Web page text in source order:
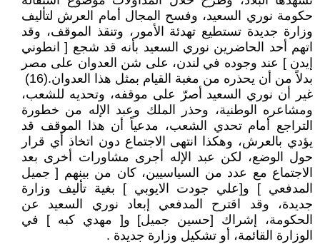
حكومة نوري السعيد، وفسح المجال أمام العرش لتأليف
وزارة جديدة تستطيع تهدئة الأمور، وتنقذ الموقف، وقد
اتهم أحد الحاضرين نوري السعيد بأنه قد شجع [ انطوني
إيدن ] عند وجوده في لندن، على شن العدوان على مصر
بدلاً من أن يحذره من مغبة القيام بمثل هذا العدوان.(16)
غير أن نوري السعيد أصرّ على موقفه، وتحديه للشعب،
ومشاعره الوطنية، وحذر الملك وعبد الإله من خطورة
التراجع أمام تحدي الشعب، مدعياً أن هذا الموقف قد
يؤدي بالعرش، وهكذا انتهى الاجتماع دون اتخاذ أي قرار
حول الوضع، لكن عبد الإله أجرى مشاورات أخرى بعد
الاجتماع مع عدد من السياسيين، كان من بينهم [ جميل
المدفعي ] و[علي جودت الايوبي ] بغية تأليف وزارة
جديدة، وقد اقترح المدفعي إبعاد نوري السعيد عن
الحكومة، إشراك [حسين جميل] و[ مهدي كبه ] في
الوزارة القائمة، أو تشكيل وزارة جديدة .